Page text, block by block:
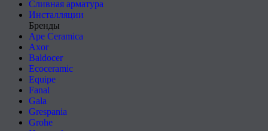
Сливная арматура
Инсталляции
Бренды
Ape Ceramica
Axor
Baldocer
Ecoceramic
Equipe
Fanal
Gala
Grespania
Grohe